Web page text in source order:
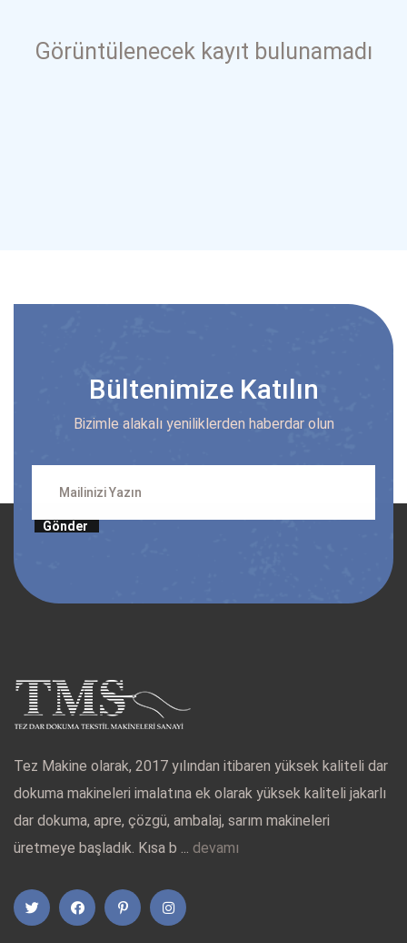
Görüntülenecek kayıt bulunamadı
Bültenimize Katılın
Bizimle alakalı yeniliklerden haberdar olun
Gönder
Tez Makine olarak, 2017 yılından itibaren yüksek kaliteli dar
dokuma makineleri imalatına ek olarak yüksek kaliteli jakarlı
dar dokuma, apre, çözgü, ambalaj, sarım makineleri
üretmeye başladık. Kısa b ... devamı